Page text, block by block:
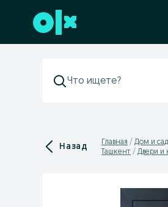
Перейти к нижнему колонтитулу
Назад Главная Дом и сад
Ташкент
Двери и